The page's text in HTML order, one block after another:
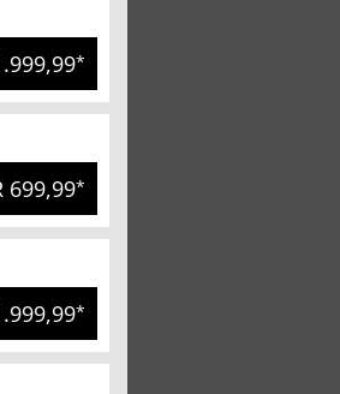
*
699,99*
*